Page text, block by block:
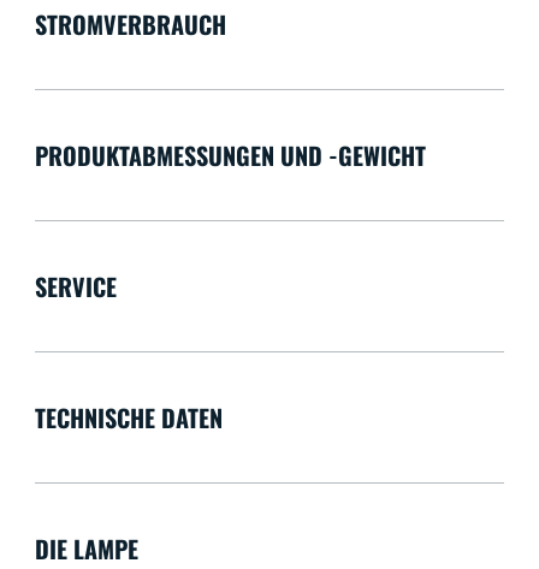
STROMVERBRAUCH
PRODUKTABMESSUNGEN UND -GEWICHT
SERVICE
TECHNISCHE DATEN
DIE LAMPE